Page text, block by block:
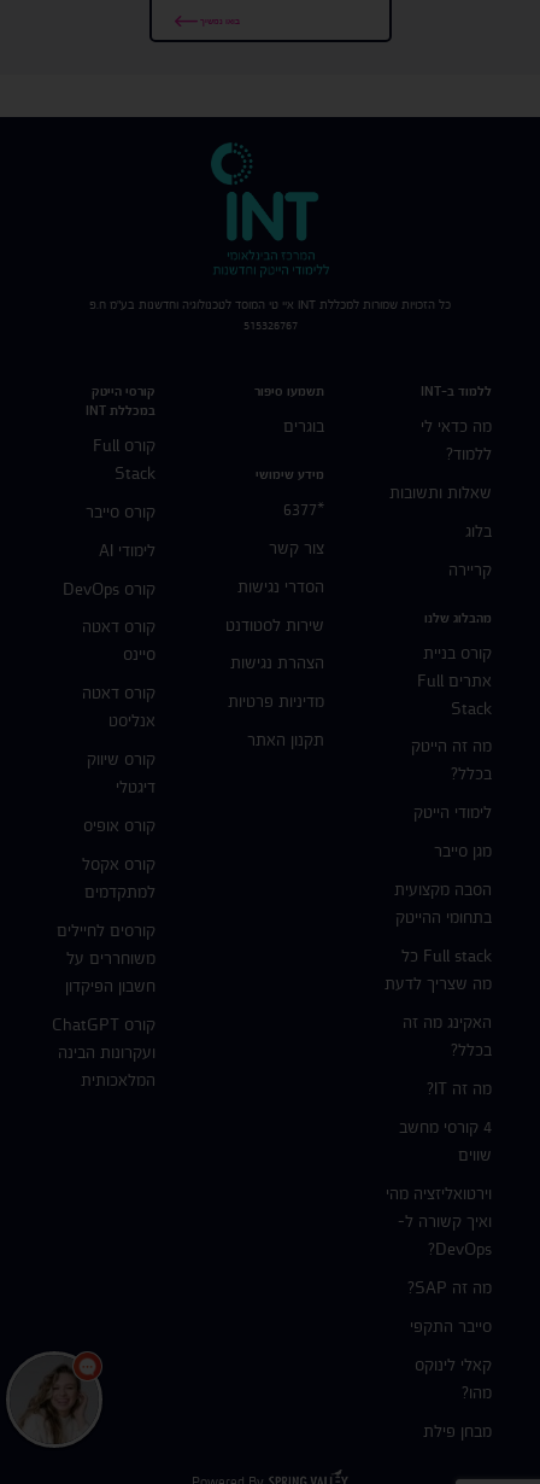
בואו נמשיך
ללמוד ב-INT
מה כדאי לי
ללמוד?
שאלות ותשובות
בלוג
קריירה
מהבלוג שלנו
קורס בניית
אתרים Full
Stack
מה זה הייטק
בכלל?
לימודי הייטק
מגן סייבר
הסבה מקצועית
בתחומי ההייטק
Full stack כל
מה שצריך לדעת
האקינג מה זה
בכלל?
מה זה IT?
4 קורסי מחשב
שווים
וירטואליזציה מהי
ואיך קשורה ל-
DevOps?
מה זה SAP?
סייבר התקפי
קאלי לינוקס
מהו?
מבחן פילת
תשמעו סיפור
בוגרים
מידע שימושי
*6377
צור קשר
הסדרי נגישות
שירות לסטודנט
הצהרת נגישות
מדיניות פרטיות
תקנון האתר
קורסי הייטק
במכללת INT
קורס Full
Stack
קורס סייבר
לימודי AI
קורס DevOps
קורס דאטה
סיינס
קורס דאטה
אנליסט
קורס שיווק
דיגטלי
קורס אופיס
קורס אקסל
למתקדמים
קורסים לחיילים
משוחררים על
חשבון הפיקדון
קורס ChatGPT
ועקרונות הבינה
המלאכותית
כל הזכויות שמורות למכללת INT איי טי המוסד לטכנולוגיה וחדשנות בע"מ ח.פ
515326767